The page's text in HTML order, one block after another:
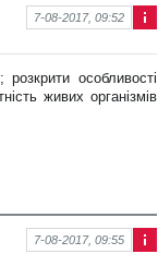
ор
ція
про
7-08-2017, 09:52
розкрити особливості
живих організмів
7-08-2017, 09:55